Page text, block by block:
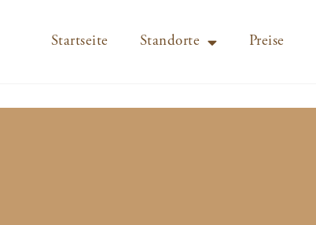
Startseite Standorte Preise